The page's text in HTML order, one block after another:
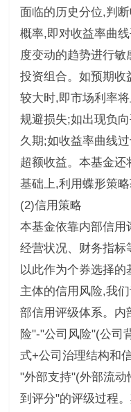
面临的历史分位,判
概率,即对收益率曲
度变动的趋势进行
投资组合。如预期收
较大时,即市场利率
规避损失;如出现负
久期;如收益率曲线
超额收益。本基金还
基础上,利用蝶形策略
(2)信用策略
本基金依靠内部信用
经营状况、财务指标
以此作为个券选择
主体的信用风险,我
部信用评级体系。内
险"-"公司风险"(公司
式+公司治理结构和
"外部支持"(外部流
到评分"的评级过程